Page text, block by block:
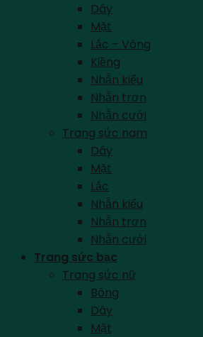
Dây
Mặt
Lắc – Vòng
Kiềng
Nhẫn kiểu
Nhẫn trơn
Nhẫn cưới
Trang sức nam
Dây
Mặt
Lắc
Nhẫn kiểu
Nhẫn trơn
Nhẫn cưới
Trang sức bạc
Trang sức nữ
Bông
Dây
Mặt